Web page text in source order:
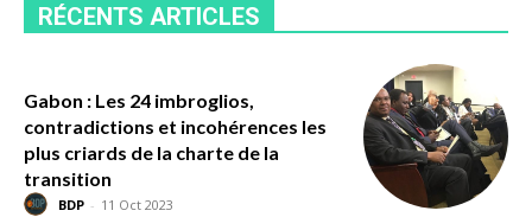
RÉCENTS ARTICLES
Gabon : Les 24 imbroglios,
contradictions et incohérences les
plus criards de la charte de la
transition
BDP - 11 Oct 2023